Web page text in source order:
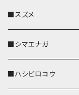
リール付きストラップ
リールのみ
ストラップ付
IDカードホルダー
キーケース
パスケース
リール付きストラップ
リールのみ
キーケース
キーホルダー
パスケース
IDカードホルダー
キーカバー
キーホルダー
パスケース
■スズメ
キーカバー
キーホルダー
■シマエナガ
キーカバー
■ハシビロコウ